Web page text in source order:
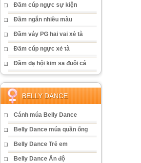
Đầm cúp ngực sự kiện
Đầm ngắn nhiều màu
Đầm váy PG hai vai xẻ tà
Đầm cúp ngực xẻ tà
Đầm dạ hội kim sa đuôi cá
BELLY DANCE
Cánh múa Belly Dance
Belly Dance múa quần ống
Belly Dance Trẻ em
Belly Dance Ấn độ